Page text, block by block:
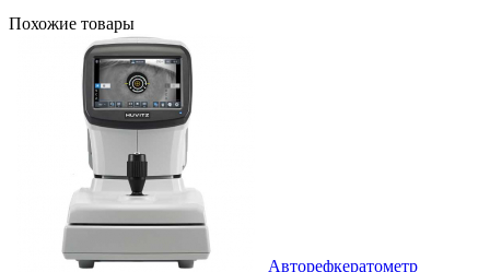
Похожие товары
Авторефкератометр